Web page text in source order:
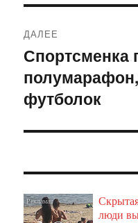
ДАЛЕЕ
Следующая
запись:
Спортсменка
футболок
люди